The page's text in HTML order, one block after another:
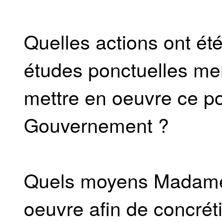
Quelles actions ont
études ponctuelles
mettre en oeuvre ce
Gouvernement ?
Quels moyens
oeuvre afin de